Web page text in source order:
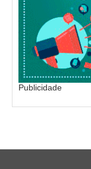
Publicidade